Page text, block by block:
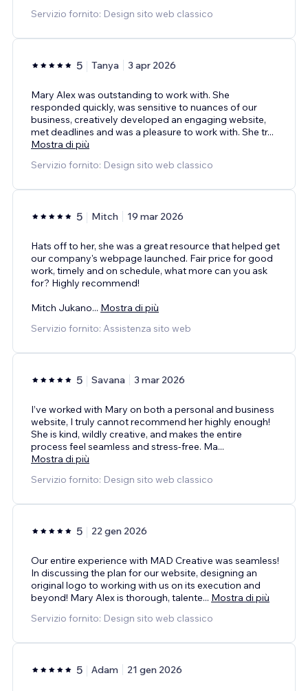
Servizio fornito: Design sito web classico
5 Tanya 3 apr 2026
Mary Alex was outstanding to work with. She
responded quickly, was sensitive to nuances of our
business, creatively developed an engaging website,
met deadlines and was a pleasure to work with. She tr...
Mostra di più
Servizio fornito: Design sito web classico
5 Mitch 19 mar 2026
Hats off to her, she was a great resource that helped get
our company's webpage launched. Fair price for good
work, timely and on schedule, what more can you ask
for? Highly recommend!
Mitch Jukano... Mostra di più
Servizio fornito: Assistenza sito web
5 Savana 3 mar 2026
I’ve worked with Mary on both a personal and business
website, I truly cannot recommend her highly enough!
She is kind, wildly creative, and makes the entire
process feel seamless and stress-free. Ma...
Mostra di più
Servizio fornito: Design sito web classico
5 22 gen 2026
Our entire experience with MAD Creative was seamless!
In discussing the plan for our website, designing an
original logo to working with us on its execution and
beyond! Mary Alex is thorough, talente... Mostra di più
Servizio fornito: Design sito web classico
5 Adam 21 gen 2026